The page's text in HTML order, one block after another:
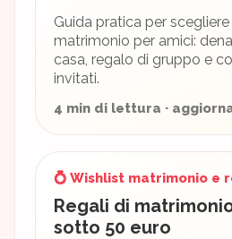
Guida pratica per
matrimonio per amici:
casa, regalo di gruppo e
invitati.
4 min di lettura ·
💍 Wishlist matrimonio e
Regali di
sotto 50 euro